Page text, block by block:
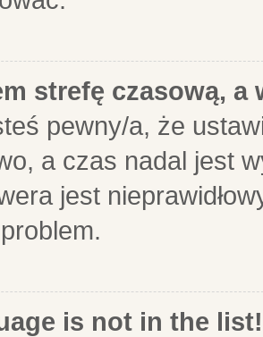
strefę czasową,
pewny/a, że
a czas nadal jest
jest
is not in the list!